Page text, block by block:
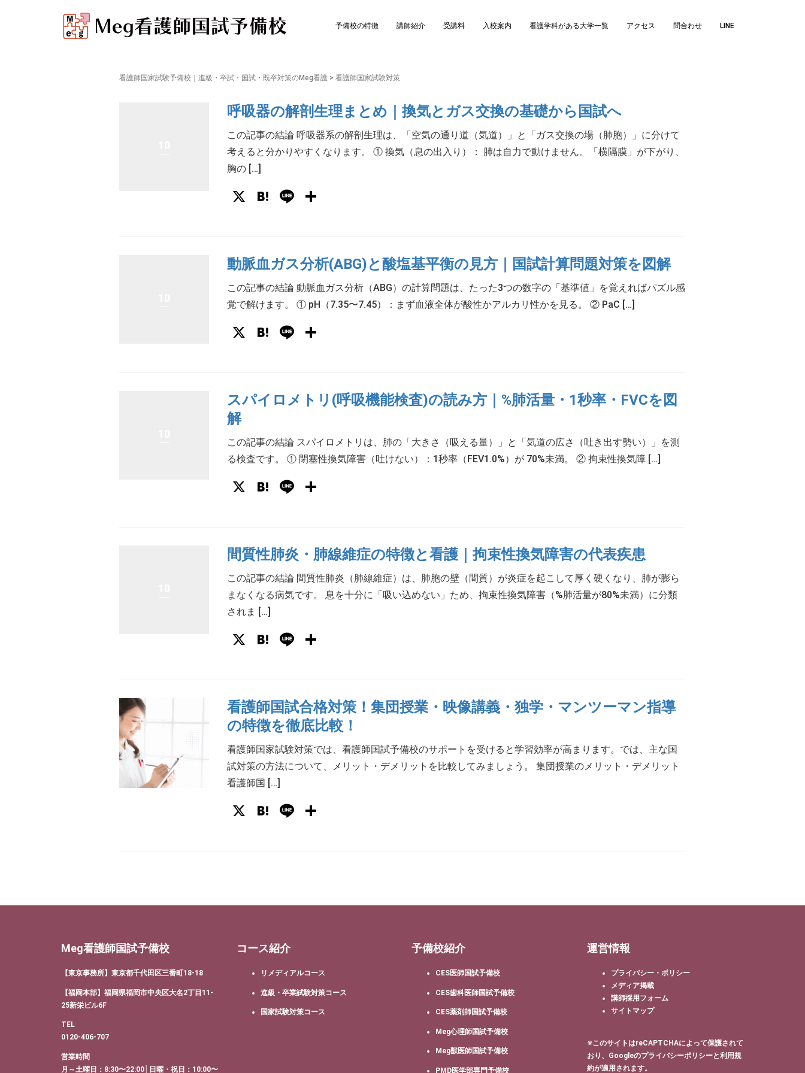
予備校の特徴 講師紹介 受講料 入校案内 看護学科がある大学一覧 アクセス 問合わせ LINE
看護師国家試験予備校｜進級・卒試・国試・既卒対策のMeg看護 >看護師国家試験対策
呼吸器の解剖生理まとめ｜換気とガス交換の基礎から国試へ
この記事の結論 呼吸器系の解剖生理は、「空気の通り道（気道）」と「ガス交換の場（肺胞）」に分けて
考えると分かりやすくなります。 ① 換気（息の出入り）： 肺は自力で動けません。「横隔膜」が下がり、
胸の […]
X Hatena
Line
動脈血ガス分析(ABG)と酸塩基平衡の見方｜国試計算問題対策を図解
この記事の結論 動脈血ガス分析（ABG）の計算問題は、たった3つの数字の「基準値」を覚えればパズル感
覚で解けます。 ① pH（7.35〜7.45）：まず血液全体が酸性かアルカリ性かを見る。 ② PaC […]
X Hatena
Line
スパイロメトリ(呼吸機能検査)の読み方｜%肺活量・1秒率・FVCを図
解
この記事の結論 スパイロメトリは、肺の「大きさ（吸える量）」と「気道の広さ（吐き出す勢い）」を測
る検査です。 ① 閉塞性換気障害（吐けない）：1秒率（FEV1.0%）が 70%未満。 ② 拘束性換気障 […]
X Hatena
Line
間質性肺炎・肺線維症の特徴と看護｜拘束性換気障害の代表疾患
この記事の結論 間質性肺炎（肺線維症）は、肺胞の壁（間質）が炎症を起こして厚く硬くなり、肺が膨ら
まなくなる病気です。 息を十分に「吸い込めない」ため、拘束性換気障害（%肺活量が80%未満）に分類
されま […]
X Hatena
Line
看護師国試合格対策！集団授業・映像講義・独学・マンツーマン指導
の特徴を徹底比較！
看護師国家試験対策では、看護師国試予備校のサポートを受けると学習効率が高まります。では、主な国
試対策の方法について、メリット・デメリットを比較してみましょう。 集団授業のメリット・デメリット
看護師国 […]
X Hatena
Line
Meg看護師国試予備校
【東京事務所】東京都千代田区三番町18-18
【福岡本部】福岡県福岡市中央区大名2丁目11-
25新栄ビル6F
TEL
0120-406-707
営業時間
月～土曜日：8:30〜22:00│日曜・祝日：10:00〜
コース紹介
リメディアルコース
進級・卒業試験対策コース
国家試験対策コース
予備校紹介
CES医師国試予備校
CES歯科医師国試予備校
CES薬剤師国試予備校
Meg心理師国試予備校
Meg獣医師国試予備校
PMD医学部専門予備校
運営情報
プライバシー・ポリシー
メディア掲載
講師採用フォーム
サイトマップ
※このサイトはreCAPTCHAによって保護されて
おり、Googleのプライバシーポリシーと利用規
約が適用されます。